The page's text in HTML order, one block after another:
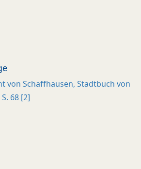
von Schaffhausen, Stadtbuch von
68 [2]